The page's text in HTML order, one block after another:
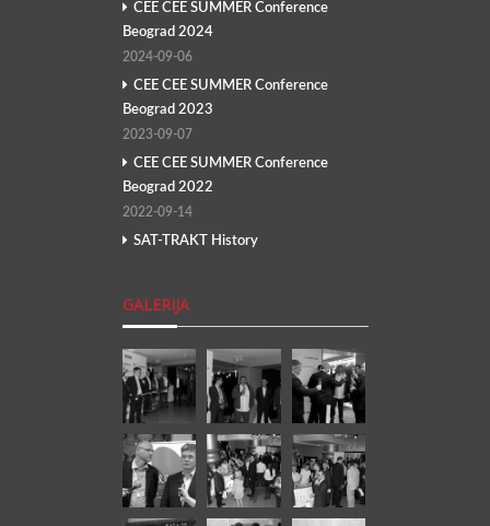
CEE CEE SUMMER Conference
Beograd 2024
2024-09-06
CEE CEE SUMMER Conference
Beograd 2023
2023-09-07
CEE CEE SUMMER Conference
Beograd 2022
2022-09-14
SAT-TRAKT History
GALERIJA